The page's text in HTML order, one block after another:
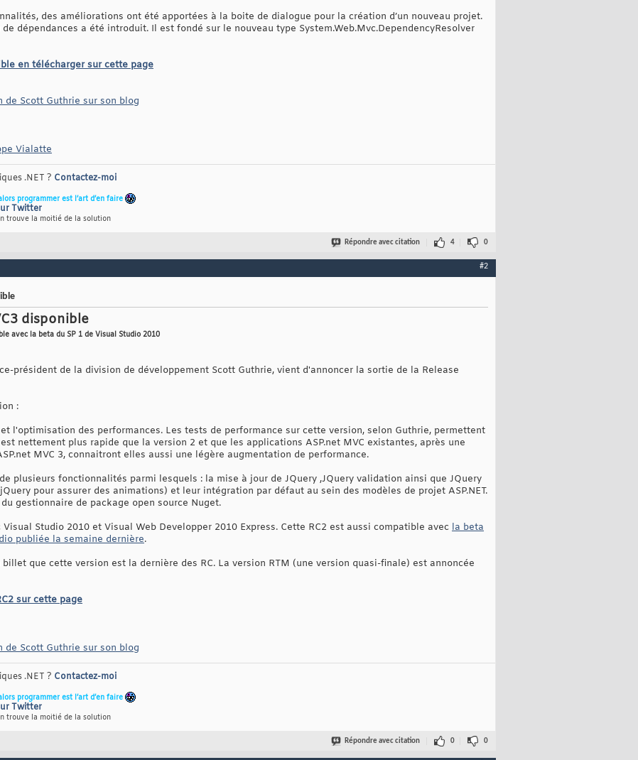
des améliorations ont été apportées à la boite de dialogue pour la création d’un nouveau projet.
dépendances a été introduit. Il est fondé sur le nouveau type System.Web.Mvc.DependencyResolver
en télécharger sur cette page
Scott Guthrie sur son blog
Vialatte
.NET ? Contactez-moi
programmer est l’art d’en faire
Twitter
trouve la moitié de la solution
Répondre avec citation 4 0
#2
disponible
avec la beta du SP 1 de Visual Studio 2010
président de la division de développement Scott Guthrie, vient d'annoncer la sortie de la Release
:
l'optimisation des performances. Les tests de performance sur cette version, selon Guthrie, permettent
est nettement plus rapide que la version 2 et que les applications ASP.net MVC existantes, après une
MVC 3, connaitront elles aussi une légère augmentation de performance.
plusieurs fonctionnalités parmi lesquels : la mise à jour de JQuery ,JQuery validation ainsi que JQuery
pour assurer des animations) et leur intégration par défaut au sein des modèles de projet ASP.NET.
gestionnaire de package open source Nuget.
Visual Studio 2010 et Visual Web Developper 2010 Express. Cette RC2 est aussi compatible avec la beta
publiée la semaine dernière.
que cette version est la dernière des RC. La version RTM (une version quasi-finale) est annoncée
sur cette page
Scott Guthrie sur son blog
.NET ? Contactez-moi
programmer est l’art d’en faire
Twitter
trouve la moitié de la solution
Répondre avec citation 0 0